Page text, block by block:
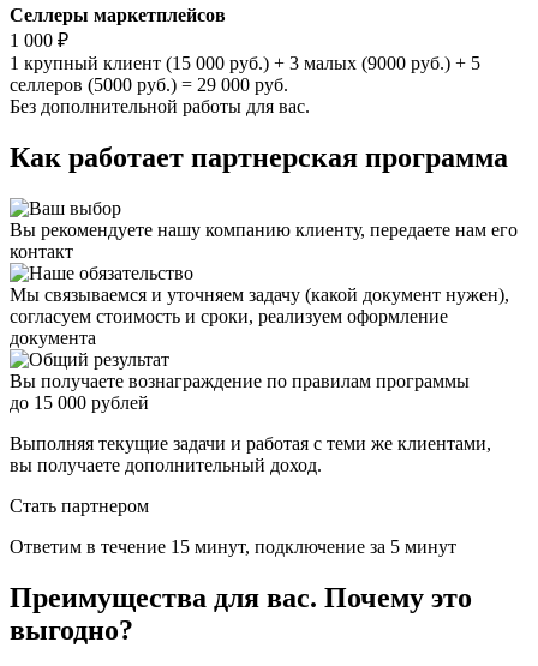
Селлеры маркетплейсов
1 000 ₽
1 крупный клиент (15 000 руб.) + 3 малых (9000 руб.) + 5
селлеров (5000 руб.) = 29 000 руб.
Без дополнительной работы для вас.
Как работает партнерская программа
Вы рекомендуете нашу компанию клиенту, передаете нам его
контакт
Мы связываемся и уточняем задачу (какой документ нужен),
согласуем стоимость и сроки, реализуем оформление
документа
Вы получаете вознаграждение по правилам программы
до 15 000 рублей
Выполняя текущие задачи и работая с теми же клиентами,
вы получаете дополнительный доход.
Стать партнером
Ответим в течение 15 минут, подключение за 5 минут
Преимущества для вас. Почему это
выгодно?